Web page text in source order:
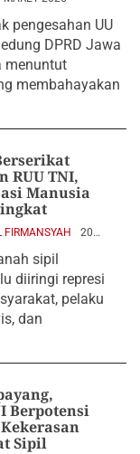
pengesahan UU
DPRD Jawa
menuntut
membahayakan
RUU TNI,
Manusia
20
sipil
diiringi represi
pelaku
dan
Berpotensi
Sipil